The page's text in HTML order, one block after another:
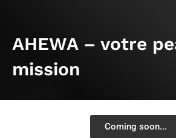
AHEWA – votre
mission
Coming soon...